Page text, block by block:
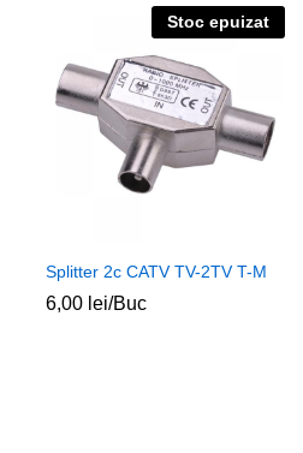
Stoc epuizat
Splitter 2c CATV TV-2TV T-M
6,00 lei/Buc